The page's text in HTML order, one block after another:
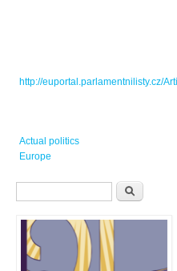
http://euportal.parlamentnilisty.cz/
Actual politics
Europe
Hledat